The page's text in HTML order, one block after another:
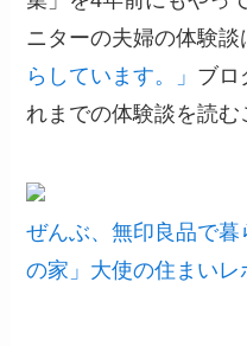
ニターの夫婦の体験談
らしています。」 ブロ
れまでの体験談を読む
ぜんぶ、無印良品で
の家」大使の住まいレ